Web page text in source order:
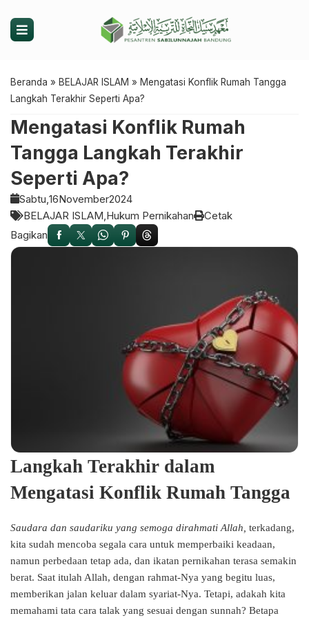
Beranda » BELAJAR ISLAM » Mengatasi Konflik Rumah Tangga
Langkah Terakhir Seperti Apa?
Mengatasi Konflik Rumah
Tangga Langkah Terakhir
Seperti Apa?
Sabtu, 16November2024
BELAJAR ISLAM Hukum Pernikahan
Cetak
Bagikan
Langkah Terakhir dalam
Mengatasi Konflik Rumah Tangga
Saudara dan saudariku yang semoga dirahmati Allah, terkadang,
kita sudah mencoba segala cara untuk memperbaiki keadaan,
namun perbedaan tetap ada, dan ikatan pernikahan terasa semakin
berat. Saat itulah Allah, dengan rahmat-Nya yang begitu luas,
memberikan jalan keluar dalam syariat-Nya. Tetapi, adakah kita
memahami tata cara talak yang sesuai dengan sunnah? Betapa